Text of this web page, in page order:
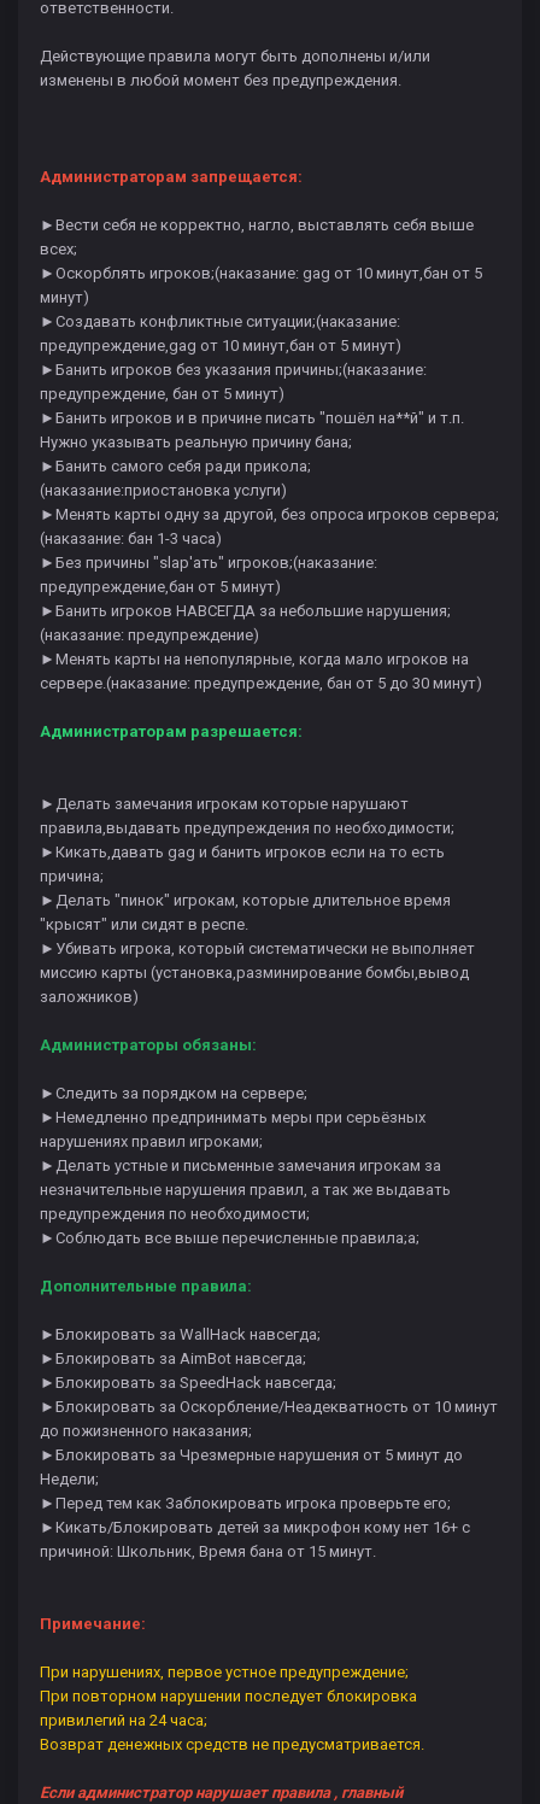
ответственности.
Действующие правила могут быть дополнены и/или
изменены в любой момент без предупреждения.
Администраторам запрещается:
►Вести себя не корректно, нагло, выставлять себя выше
всех;
►Оскорблять игроков;(наказание: gag от 10 минут,бан от 5
минут)
►Создавать конфликтные ситуации;(наказание:
предупреждение,gag от 10 минут,бан от 5 минут)
►Банить игроков без указания причины;(наказание:
предупреждение, бан от 5 минут)
►Банить игроков и в причине писать "пошёл на**й" и т.п.
Нужно указывать реальную причину бана;
►Банить самого себя ради прикола;
(наказание:приостановка услуги)
►Менять карты одну за другой, без опроса игроков сервера;
(наказание: бан 1-3 часа)
►Без причины "slap'ать" игроков;(наказание:
предупреждение,бан от 5 минут)
►Банить игроков НАВСЕГДА за небольшие нарушения;
(наказание: предупреждение)
►Менять карты на непопулярные, когда мало игроков на
сервере.(наказание: предупреждение, бан от 5 до 30 минут)
Администраторам разрешается:
►Делать замечания игрокам которые нарушают
правила,выдавать предупреждения по необходимости;
►Кикать,давать gag и банить игроков если на то есть
причина;
►Делать "пинок" игрокам, которые длительное время
"крысят" или сидят в респе.
►Убивать игрока, который систематически не выполняет
миссию карты (установка,разминирование бомбы,вывод
заложников)
Администраторы обязаны:
►Следить за порядком на сервере;
►Немедленно предпринимать меры при серьёзных
нарушениях правил игроками;
►Делать устные и письменные замечания игрокам за
незначительные нарушения правил, а так же выдавать
предупреждения по необходимости;
►Соблюдать все выше перечисленные правила;а;
Дополнительные правила:
►Блокировать за WallHack навсегда;
►Блокировать за AimBot навсегда;
►Блокировать за SpeedHack навсегда;
►Блокировать за Оскорбление/Неадекватность от 10 минут
до пожизненного наказания;
►Блокировать за Чрезмерные нарушения от 5 минут до
Недели;
►Перед тем как Заблокировать игрока проверьте его;
►Кикать/Блокировать детей за микрофон кому нет 16+ с
причиной: Школьник, Время бана от 15 минут.
Примечание:
При нарушениях, первое устное предупреждение;
При повторном нарушении последует блокировка
привилегий на 24 часа;
Возврат денежных средств не предусматривается.
Если администратор нарушает правила , главный